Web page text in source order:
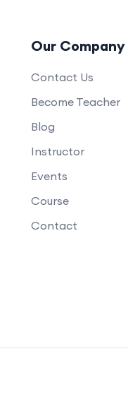
Our Company
Contact Us
Become Teacher
Blog
Instructor
Events
Course
Contact